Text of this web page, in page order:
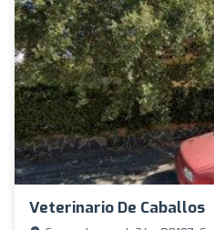
Veterinario De Caballos